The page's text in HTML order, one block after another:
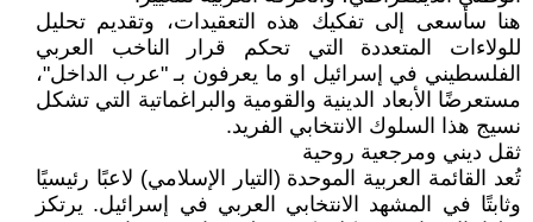
هنا سأسعى إلى تفكيك هذه التعقيدات، وتقديم تحليل
للولاءات المتعددة التي تحكم قرار الناخب العربي
الفلسطيني في إسرائيل او ما يعرفون بـ "عرب الداخل"،
مستعرضًا الأبعاد الدينية والقومية والبراغماتية التي تشكل
نسيج هذا السلوك الانتخابي الفريد.
ثقل ديني ومرجعية روحية
تُعد القائمة العربية الموحدة (التيار الإسلامي) لاعبًا رئيسيًا
وثابتًا في المشهد الانتخابي العربي في إسرائيل. يرتكز